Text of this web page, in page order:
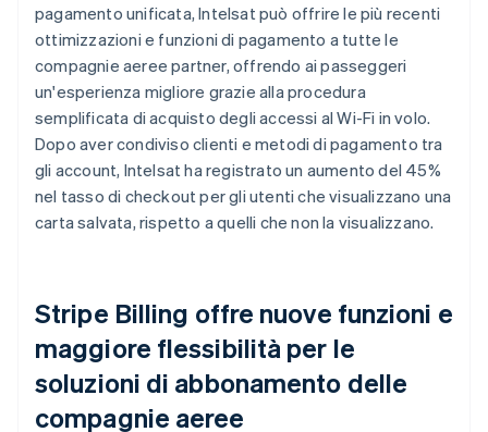
pagamento unificata, Intelsat può offrire le più recenti
ottimizzazioni e funzioni di pagamento a tutte le
compagnie aeree partner, offrendo ai passeggeri
un'esperienza migliore grazie alla procedura
semplificata di acquisto degli accessi al Wi-Fi in volo.
Dopo aver condiviso clienti e metodi di pagamento tra
gli account, Intelsat ha registrato un aumento del 45%
nel tasso di checkout per gli utenti che visualizzano una
carta salvata, rispetto a quelli che non la visualizzano.
Stripe Billing offre nuove funzioni e
maggiore flessibilità per le
soluzioni di abbonamento delle
compagnie aeree